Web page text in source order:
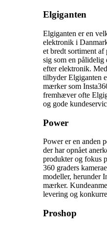
Elgiganten
Elgiganten er en
elektronik i
et bredt sortiment
sig som en
efter elektronik.
tilbyder Elgiganten
mærker som
fremhæver ofte
og gode
Power
Power er en anden
der har opnået
produkter og fokus
360 graders
modeller, herunder
mærker.
levering og
Proshop